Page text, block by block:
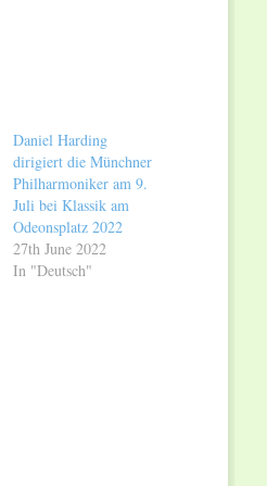
Daniel Harding
dirigiert die Münchner
Philharmoniker am 9.
Juli bei Klassik am
Odeonsplatz 2022
27th June 2022
In "Deutsch"